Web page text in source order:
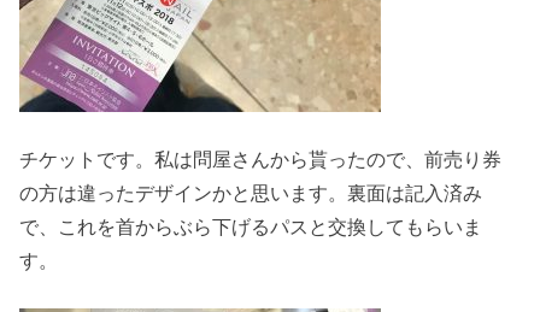
チケットです。私は問屋さんから貰ったので、前売り券
の方は違ったデザインかと思います。裏面は記入済み
で、これを首からぶら下げるパスと交換してもらいま
す。